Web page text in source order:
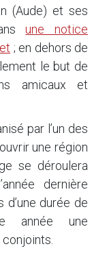
(Aude) et ses
une notice
; en dehors de
le but de
amicaux et
par l’un des
une région
se déroulera
dernière
d’une durée de
année une